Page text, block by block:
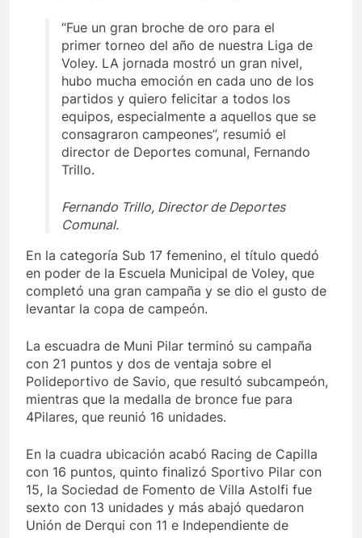
“Fue un gran broche de oro para el
primer torneo del año de nuestra Liga de
Voley. LA jornada mostró un gran nivel,
hubo mucha emoción en cada uno de los
partidos y quiero felicitar a todos los
equipos, especialmente a aquellos que se
consagraron campeones”, resumió el
director de Deportes comunal, Fernando
Trillo.
Fernando Trillo, Director de Deportes
Comunal.
En la categoría Sub 17 femenino, el título quedó
en poder de la Escuela Municipal de Voley, que
completó una gran campaña y se dio el gusto de
levantar la copa de campeón.
La escuadra de Muni Pilar terminó su campaña
con 21 puntos y dos de ventaja sobre el
Polideportivo de Savio, que resultó subcampeón,
mientras que la medalla de bronce fue para
4Pilares, que reunió 16 unidades.
En la cuadra ubicación acabó Racing de Capilla
con 16 puntos, quinto finalizó Sportivo Pilar con
15, la Sociedad de Fomento de Villa Astolfi fue
sexto con 13 unidades y más abajó quedaron
Unión de Derqui con 11 e Independiente de